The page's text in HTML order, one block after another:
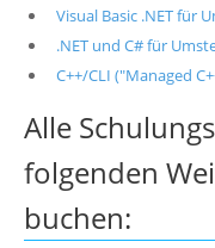
Visual Basic .NET für
.NET und C# für
C++/CLI ("Managed
Alle
folgenden
buchen: